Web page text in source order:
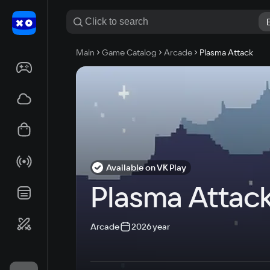
Main Game Catalog Arcade Plasma Attack
Available on VK Play
Plasma
Arcade 2026 year